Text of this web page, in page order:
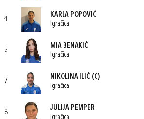
4
KARLA POPOVIĆ
Igračica
5
MIA BENAKIĆ
Igračica
7
NIKOLINA ILIĆ (C)
Igračica
8
JULIJA PEMPER
Igračica